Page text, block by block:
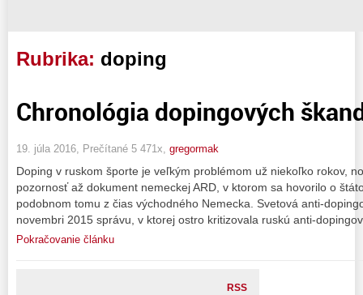
Rubrika: doping
Chronológia dopingových
19. júla 2016, Prečítané 5 471x, gregormak
Doping v ruskom športe je veľkým problémom už niekoľko rokov,
pozornosť až dokument nemeckej ARD, v ktorom sa hovorilo o
podobnom tomu z čias východného Nemecka. Svetová anti-
novembri 2015 správu, v ktorej ostro kritizovala ruskú anti-
Pokračovanie článku
RSS